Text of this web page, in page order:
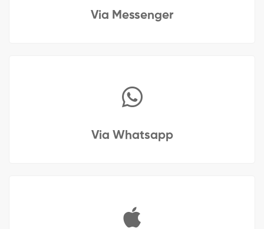
Via Messenger
Via Whatsapp